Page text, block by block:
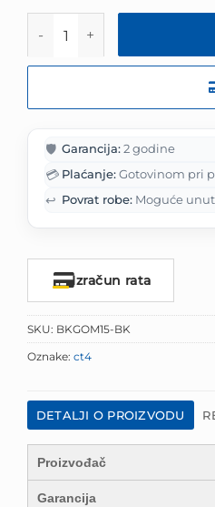
je:
🛡️ Garancija:2 godine
💳 Plaćanje:Gotovinom pri
↩️ Povrat robe: Moguće
Izračun rata
SKU: BKGOM15-BK
Oznake: ct4
DETALJI O PROIZVODU
Proizvođač
Garancija